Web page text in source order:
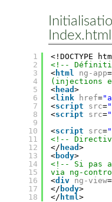
Index.html
1
2
3
4
5
6
7
8
9
10
11
12
13
14
15
16
17
18
<!DOCTYPE
<!--
< html ng-app=
(injections
< head>
<link href=
<script src=
<script src=
<script src=
<!--
</ head>
<body>
<!-- Si pas
via ng-
<div ng-view=
</ body>
</ html>